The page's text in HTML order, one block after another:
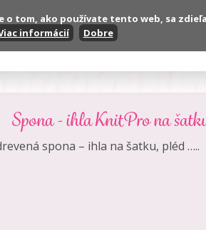
Kontakt
Spona - ihla KnitPro na
spona – ihla na šatku, pléd …..
tom, ako používate tento web, sa
informácií Dobre